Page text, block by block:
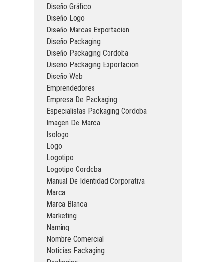
Diseño Gráfico
Diseño Logo
Diseño Marcas Exportación
Diseño Packaging
Diseño Packaging Cordoba
Diseño Packaging Exportación
Diseño Web
Emprendedores
Empresa De Packaging
Especialistas Packaging Cordoba
Imagen De Marca
Isologo
Logo
Logotipo
Logotipo Cordoba
Manual De Identidad Corporativa
Marca
Marca Blanca
Marketing
Naming
Nombre Comercial
Noticias Packaging